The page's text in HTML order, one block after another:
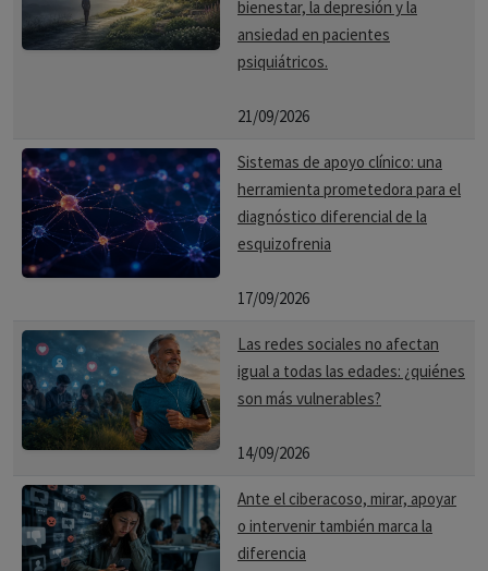
bienestar, la depresión y la
ansiedad en pacientes
psiquiátricos.
21/09/2026
Sistemas de apoyo clínico: una
herramienta prometedora para el
diagnóstico diferencial de la
esquizofrenia
17/09/2026
Las redes sociales no afectan
igual a todas las edades: ¿quiénes
son más vulnerables?
14/09/2026
Ante el ciberacoso, mirar, apoyar
o intervenir también marca la
diferencia